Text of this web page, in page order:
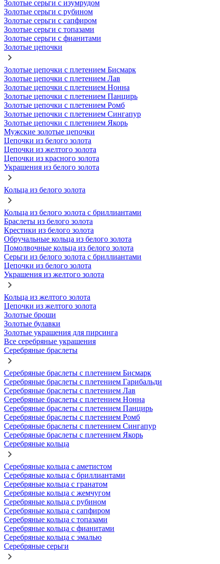
Золотые серьги с изумрудом
Золотые серьги с рубином
Золотые серьги с сапфиром
Золотые серьги с топазами
Золотые серьги с фианитами
Золотые цепочки
Золотые цепочки с плетением Бисмарк
Золотые цепочки с плетением Лав
Золотые цепочки с плетением Нонна
Золотые цепочки с плетением Панцирь
Золотые цепочки с плетением Ромб
Золотые цепочки с плетением Сингапур
Золотые цепочки с плетением Якорь
Мужские золотые цепочки
Цепочки из белого золота
Цепочки из желтого золота
Цепочки из красного золота
Украшения из белого золота
Кольца из белого золота
Кольца из белого золота с бриллиантами
Браслеты из белого золота
Крестики из белого золота
Обручальные кольца из белого золота
Помолвочные кольца из белого золота
Серьги из белого золота с бриллиантами
Цепочки из белого золота
Украшения из желтого золота
Кольца из желтого золота
Цепочки из желтого золота
Золотые броши
Золотые булавки
Золотые украшения для пирсинга
Все серебряные украшения
Серебряные браслеты
Серебряные браслеты с плетением Бисмарк
Серебряные браслеты с плетением Гарибальди
Серебряные браслеты с плетением Лав
Серебряные браслеты с плетением Нонна
Серебряные браслеты с плетением Панцирь
Серебряные браслеты с плетением Ромб
Серебряные браслеты с плетением Сингапур
Серебряные браслеты с плетением Якорь
Серебряные кольца
Серебряные кольца с аметистом
Серебряные кольца с бриллиантами
Серебряные кольца с гранатом
Серебряные кольца с жемчугом
Серебряные кольца с рубином
Серебряные кольца с сапфиром
Серебряные кольца с топазами
Серебряные кольца с фианитами
Серебряные кольца с эмалью
Серебряные серьги